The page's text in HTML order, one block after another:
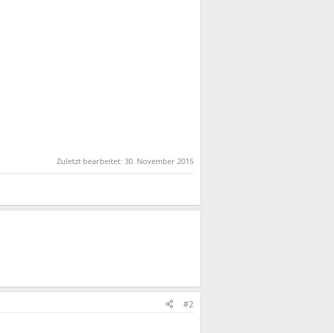
Zuletzt bearbeitet: 30. November 2015
#2